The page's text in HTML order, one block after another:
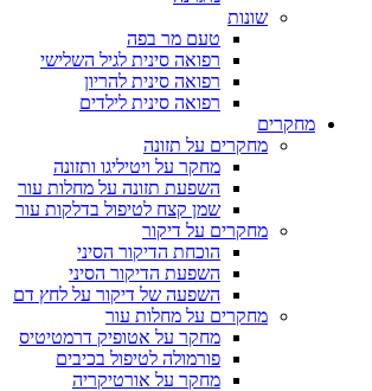
שונות
טעם מר בפה
רפואה סינית לגיל השלישי
רפואה סינית להריון
רפואה סינית לילדים
מחקרים
מחקרים על תזונה
מחקר על ויטיליגו ותזונה
השפעת תזונה על מחלות עור
שמן קצח לטיפול בדלקות עור
מחקרים על דיקור
הוכחת הדיקור הסיני
השפעת הדיקור הסיני
השפעה של דיקור על לחץ דם
מחקרים על מחלות עור
מחקר על אטופיק דרמטיטיס
פורמולה לטיפול בכיבים
מחקר על אורטיקריה